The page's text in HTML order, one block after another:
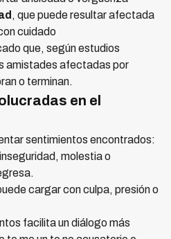
, que puede resultar afectada
cuidado
que, según estudios
amistades afectadas por
o terminan.
en el
sentimientos encontrados:
molestia o
cargar con culpa, presión o
facilita un diálogo más